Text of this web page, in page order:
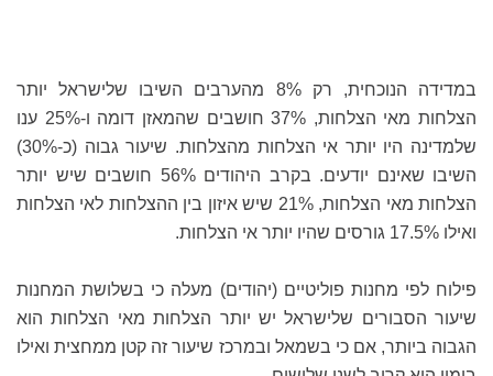
במדידה הנוכחית, רק 8% מהערבים השיבו שלישראל יותר
הצלחות מאי הצלחות, 37% חושבים שהמאזן דומה ו-25% ענו
שלמדינה היו יותר אי הצלחות מהצלחות. שיעור גבוה (כ-30%)
השיבו שאינם יודעים. בקרב היהודים 56% חושבים שיש יותר
הצלחות מאי הצלחות, 21% שיש איזון בין ההצלחות לאי הצלחות
ואילו 17.5% גורסים שהיו יותר אי הצלחות.
פילוח לפי מחנות פוליטיים (יהודים) מעלה כי בשלושת המחנות
שיעור הסבורים שלישראל יש יותר הצלחות מאי הצלחות הוא
הגבוה ביותר, אם כי בשמאל ובמרכז שיעור זה קטן ממחצית ואילו